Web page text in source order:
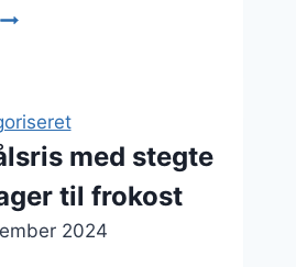
med stegte
til frokost
2024